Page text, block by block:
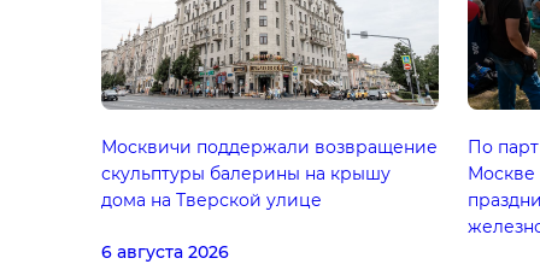
Москвичи поддержали возвращение
скульптуры балерины на крышу
дома на Тверской улице
6 августа 2026
По
Москве